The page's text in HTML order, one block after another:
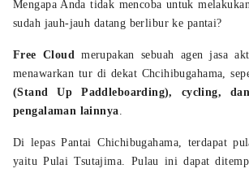
Mengapa Anda tidak mencoba untuk
sudah jauh-jauh datang berlibur ke pantai?
Free Cloudmerupakan sebuah agen jasa
menawarkan tur di dekat Chcihibugahama,
(Stand Up Paddleboarding),
cycling,
pengalaman lainnya.
Di lepas Pantai Chichibugahama, terdapat
yaitu Pulai Tsutajima. Pulau ini dapat